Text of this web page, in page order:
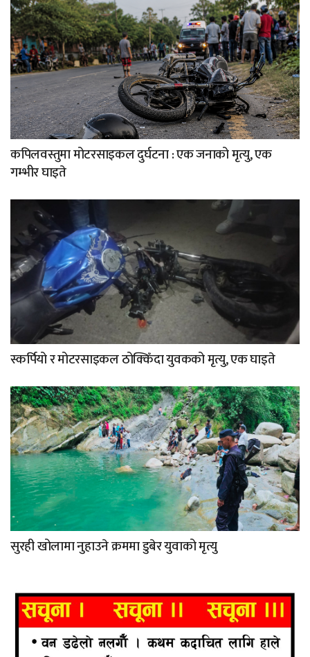
कपिलवस्तुमा मोटरसाइकल दुर्घटना : एक जनाको मृत्यु, एक
गम्भीर घाइते
स्कर्पियो र मोटरसाइकल ठोक्किँदा युवकको मृत्यु, एक घाइते
सुरही खोलामा नुहाउने क्रममा डुबेर युवाको मृत्यु